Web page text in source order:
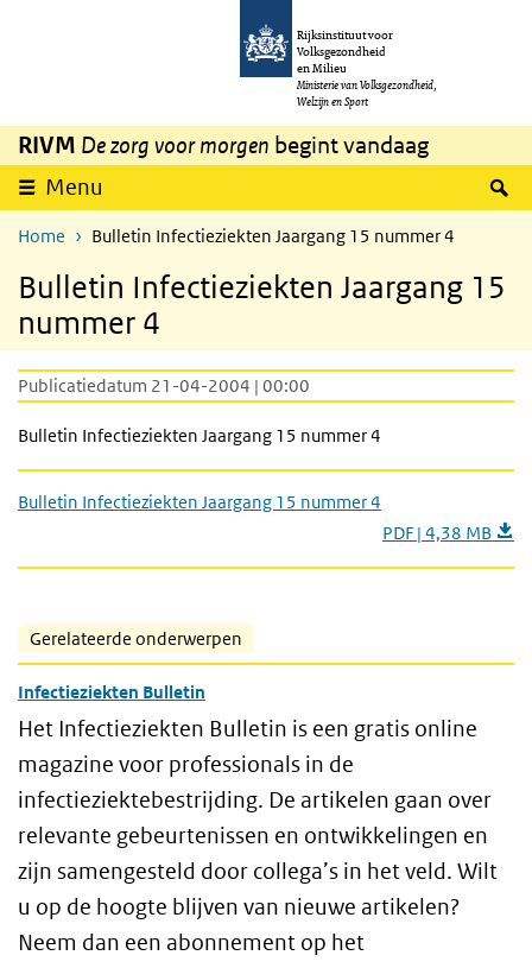
Overslaan en naar de inhoud gaan
Rijksinstituut voor
Volksgezondheid
en Milieu
Ministerie van Volksgezondheid,
Welzijn en Sport
RIVM De zorg voor morgen begint vandaag
Menu
Home Bulletin Infectieziekten Jaargang 15 nummer 4
Bulletin Infectieziekten Jaargang 15
nummer 4
Publicatiedatum 21-04-2004 | 00:00
Bulletin Infectieziekten Jaargang 15 nummer 4
Bulletin Infectieziekten Jaargang 15 nummer 4
PDF | 4,38 MB
Gerelateerde onderwerpen
Infectieziekten Bulletin
Het Infectieziekten Bulletin is een gratis online
magazine voor professionals in de
infectieziektebestrijding. De artikelen gaan over
relevante gebeurtenissen en ontwikkelingen en
zijn samengesteld door collega’s in het veld. Wilt
u op de hoogte blijven van nieuwe artikelen?
Neem dan een abonnement op het